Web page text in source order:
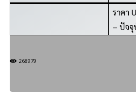
ราคา
– ปัจ
268979